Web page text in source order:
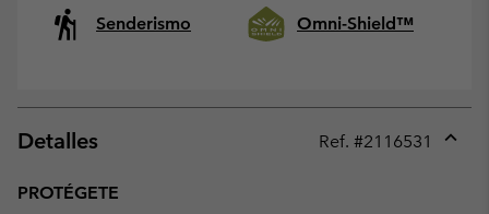
Senderismo
Omni-Shield™
Detalles Ref. #2116531
PROTÉGETE